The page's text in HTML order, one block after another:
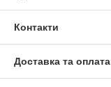
Контакти
Доставка та оплата